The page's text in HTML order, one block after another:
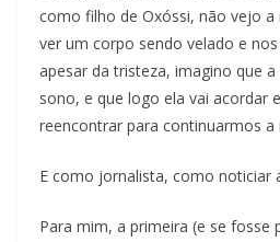
como filho de Oxóssi, não vejo
ver um corpo sendo velado e
apesar da tristeza, imagino que
sono, e que logo ela vai acordar
reencontrar para continuarmos a
E como jornalista, como noticiar
Para mim, a primeira (e se fosse